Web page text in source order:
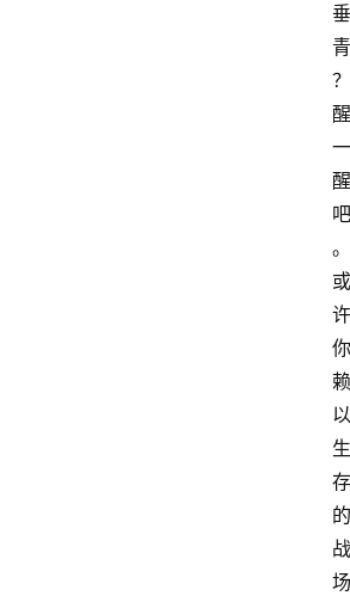
垂
青
？
醒
一
醒
吧
。
或
许
你
赖
以
生
存
的
战
场